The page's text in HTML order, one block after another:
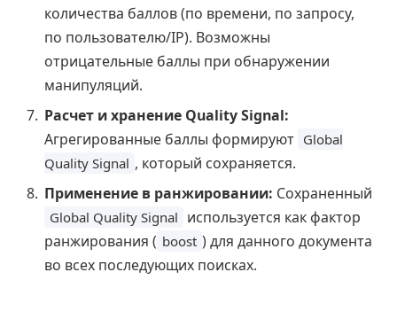
количества баллов (по времени, по запросу,
по пользователю/IP). Возможны
отрицательные баллы при обнаружении
манипуляций.
Расчет и хранение Quality Signal:
Агрегированные баллы формируют Global
Quality Signal , который сохраняется.
Применение в ранжировании: Сохраненный
Global Quality Signal используется как фактор
ранжирования ( boost ) для данного документа
во всех последующих поисках.